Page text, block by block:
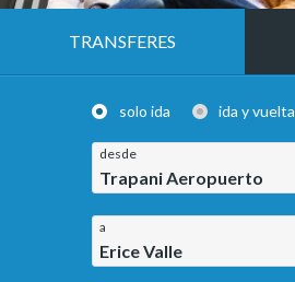
TRANSFERES
solo ida ida y vuelta
desde
Trapani Aeropuerto
a
Erice Valle